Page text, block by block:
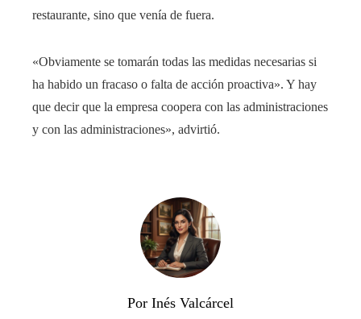
restaurante, sino que venía de fuera.
«Obviamente se tomarán todas las medidas necesarias si
ha habido un fracaso o falta de acción proactiva». Y hay
que decir que la empresa coopera con las administraciones
y con las administraciones», advirtió.
Por Inés Valcárcel